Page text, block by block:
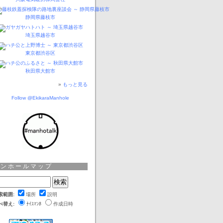
静岡県藤枝市
埼玉県越谷市
東京都渋谷区
秋田県大館市
» もっと見る
Follow @EkikaraManhole
ホールマップ
範囲: 場所
説明
替え:
ﾅｲｽﾏﾝﾎ 作成日時